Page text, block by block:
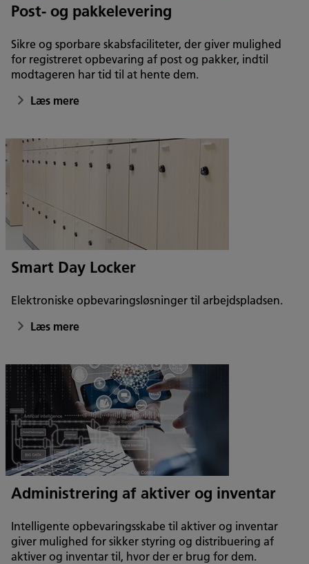
Post- og pakkelevering
Sikre og sporbare skabsfaciliteter, der giver mulighed
for registreret opbevaring af post og pakker, indtil
modtageren har tid til at hente dem.
Læs mere
Smart Day Locker
Elektroniske opbevaringsløsninger til arbejdspladsen.
Læs mere
Administrering af aktiver og inventar
Intelligente opbevaringsskabe til aktiver og inventar
giver mulighed for sikker styring og distribuering af
aktiver og inventar til, hvor der er brug for dem.